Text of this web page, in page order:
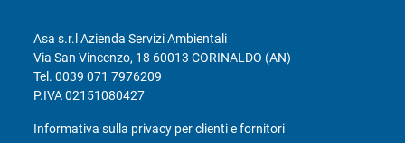
Asa s.r.l Azienda Servizi Ambientali
Via San Vincenzo, 18 60013 CORINALDO (AN)
Tel.0039 071 7976209
P.IVA 02151080427
Informativa sulla privacy per clienti e fornitori